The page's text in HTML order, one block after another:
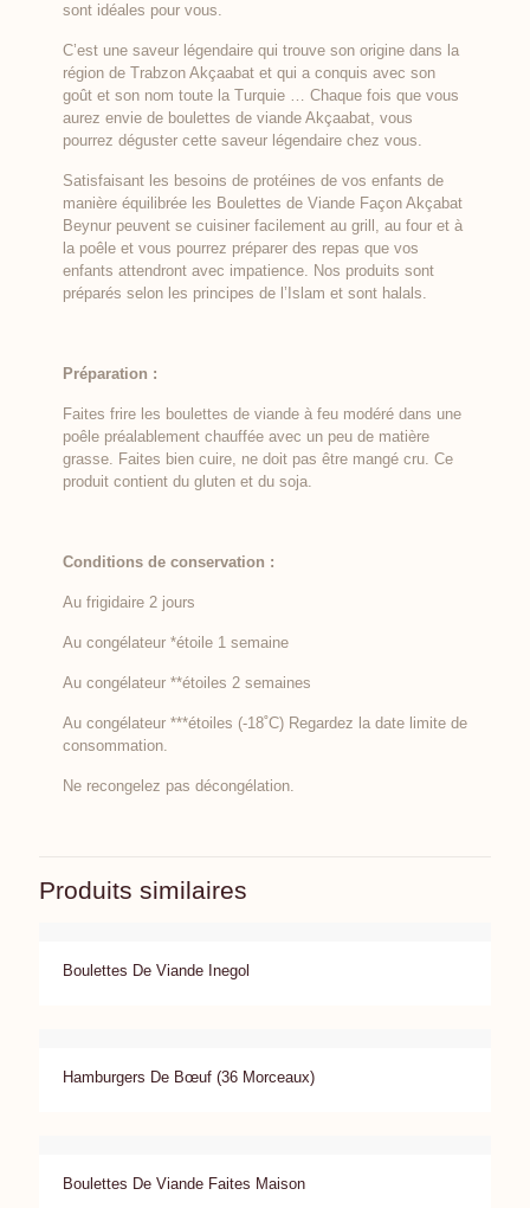
sont idéales pour vous.
C’est une saveur légendaire qui trouve son origine dans la
région de Trabzon Akçaabat et qui a conquis avec son
goût et son nom toute la Turquie … Chaque fois que vous
aurez envie de boulettes de viande Akçaabat, vous
pourrez déguster cette saveur légendaire chez vous.
Satisfaisant les besoins de protéines de vos enfants de
manière équilibrée les Boulettes de Viande Façon Akçabat
Beynur peuvent se cuisiner facilement au grill, au four et à
la poêle et vous pourrez préparer des repas que vos
enfants attendront avec impatience. Nos produits sont
préparés selon les principes de l’Islam et sont halals.
Préparation :
Faites frire les boulettes de viande à feu modéré dans une
poêle préalablement chauffée avec un peu de matière
grasse. Faites bien cuire, ne doit pas être mangé cru. Ce
produit contient du gluten et du soja.
Conditions de conservation :
Au frigidaire 2 jours
Au congélateur *étoile 1 semaine
Au congélateur **étoiles 2 semaines
Au congélateur ***étoiles (-18˚C) Regardez la date limite de
consommation.
Ne recongelez pas décongélation.
Produits similaires
Boulettes De Viande Inegol
Hamburgers De Bœuf (36 Morceaux)
Boulettes De Viande Faites Maison